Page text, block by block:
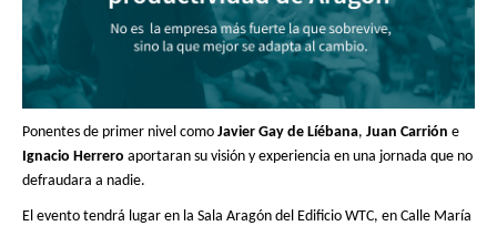
Ponentes de primer nivel como Javier Gay de Líébana, Juan Carrión e
Ignacio Herrero aportaran su visión y experiencia en una jornada que no
defraudara a nadie.
El evento tendrá lugar en la Sala Aragón del Edificio WTC, en Calle María